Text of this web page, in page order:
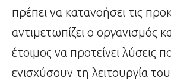
πρέπει να κατανοήσει τις
αντιμετωπίζει ο οργανισμός
έτοιμος να προτείνει λύσεις
ενισχύσουν τη λειτουργία